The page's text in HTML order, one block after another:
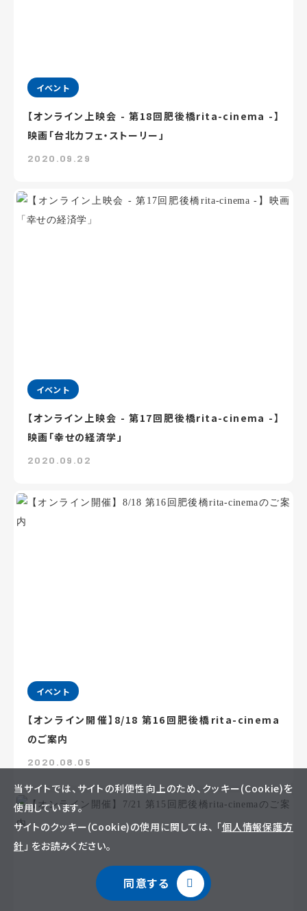
イベント
【オンライン上映会 - 第18回肥後橋rita-cinema -】
映画「台北カフェ・ストーリー」
2020.09.29
イベント
【オンライン上映会 - 第17回肥後橋rita-cinema -】
映画「幸せの経済学」
2020.09.02
イベント
【オンライン開催】8/18 第16回肥後橋rita-cinema
のご案内
2020.08.05
当サイトでは、サイトの利便性向上のため、クッキー(Cookie)を
使用しています。
サイトのクッキー(Cookie)の使用に関しては、 「個人情報保護方
針」 をお読みください。
同意する